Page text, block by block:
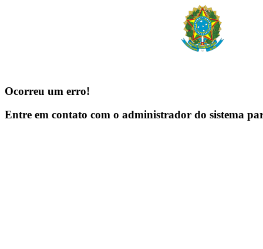
Ocorreu um erro!
Entre em contato com o administrador do sistema